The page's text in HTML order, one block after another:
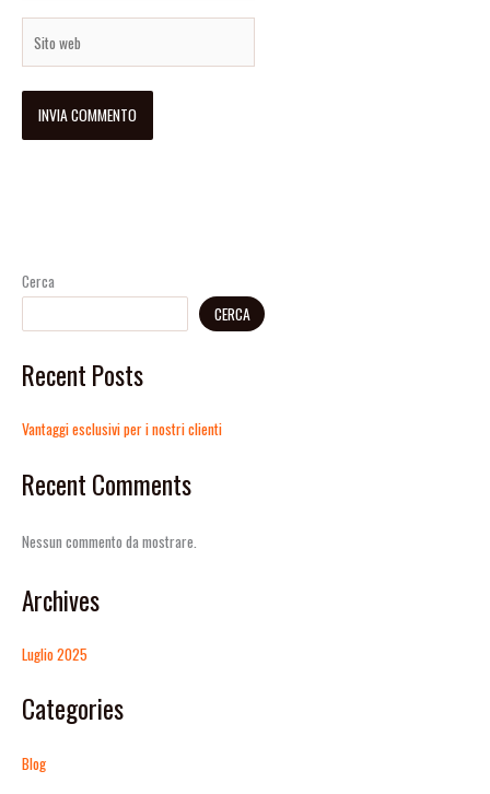
Cerca
CERCA
Recent Posts
Vantaggi esclusivi per i nostri clienti
Recent Comments
Nessun commento da mostrare.
Archives
Luglio 2025
Categories
Blog
web